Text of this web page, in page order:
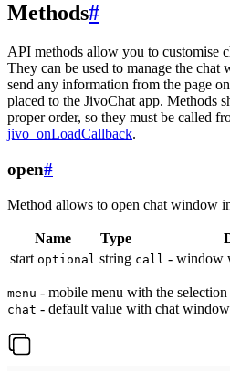
Methods#
API methods allow you to customise
They can be used to manage the
send any information from the page
placed to the JivoChat app. Methods
proper order, so they must be called
jivo_onLoadCallback.
open#
Method allows to open chat window
Name Type
start optional string call - window
menu - mobile menu with the
chat - default value with chat